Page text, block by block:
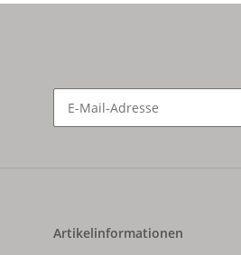
Artikelinformationen